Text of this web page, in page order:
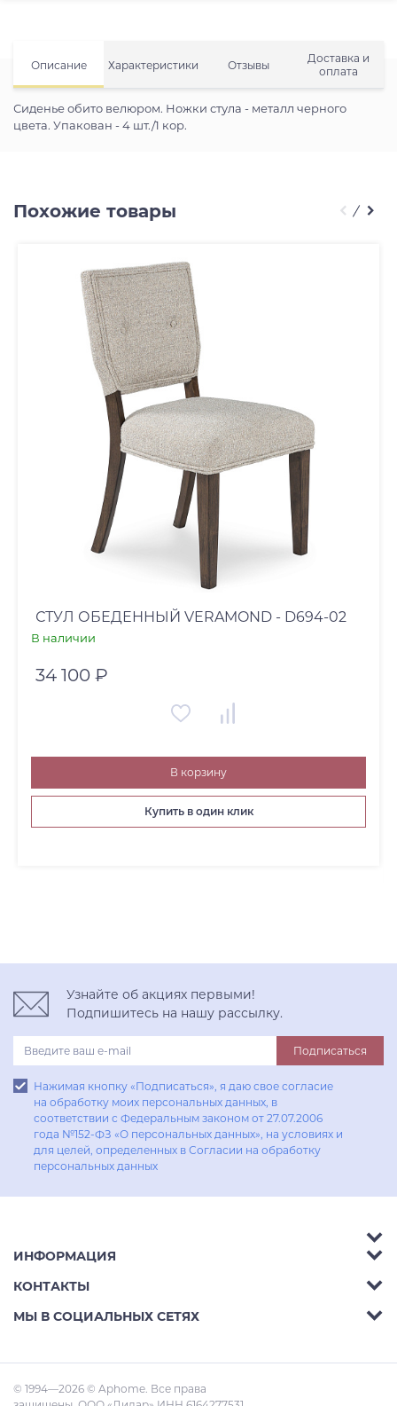
Описание Характеристики Отзывы
Доставка и
оплата
Сиденье обито велюром. Ножки стула - металл черного
цвета. Упакован - 4 шт./1 кор.
Похожие товары
СТУЛ ОБЕДЕННЫЙ VERAMOND - D694-02
В наличии
34 100 ₽
В корзину
Купить в один клик
Узнайте об акциях первыми!
Подпишитесь на нашу рассылку.
Подписаться
Нажимая кнопку «Подписаться», я даю свое согласие
на обработку моих персональных данных, в
соответствии с Федеральным законом от 27.07.2006
года №152-ФЗ «О персональных данных», на условиях и
для целей, определенных в Согласии на обработку
персональных данных
Аксессуары
Гостиные
Кабинеты
Малые Формы
ИНФОРМАЦИЯ
Акции
Доставка
Статьи
КОНТАКТЫ
Телефон: 8 (800) 302-42-39
Адрес: Ростов-на-Дону, пр.Михаила Нагибина
МЫ В СОЦИАЛЬНЫХ СЕТЯХ
© 1994—2026 © Aphome. Все права